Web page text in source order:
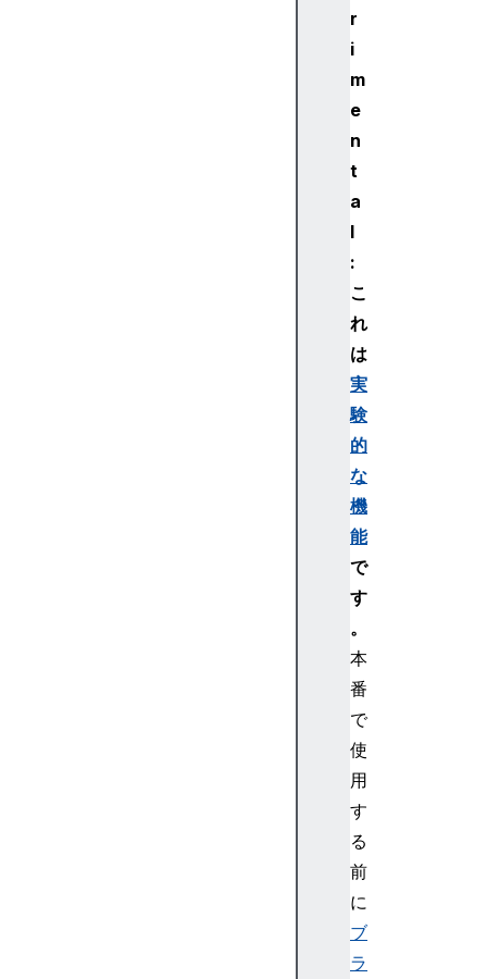
r
i
m
e
n
t
a
l
:
こ
れ
は
実
験
的
な
機
能
で
す
。
本
番
で
使
用
す
る
前
に
ブ
ラ